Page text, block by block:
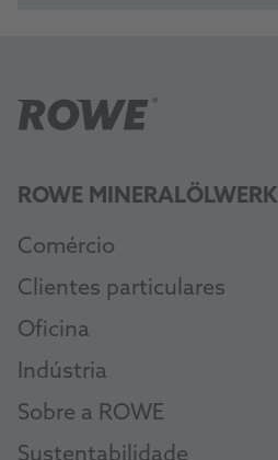
ROWE
Comércio
Clientes particulares
Oficina
Indústria
Sobre a ROWE